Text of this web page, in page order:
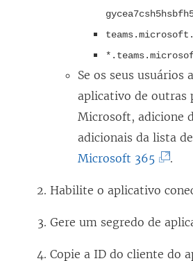
Se os seus usuários
aplicativo de outras
Microsoft, adicione
adicionais da lista de
Microsoft 365(
i
.
Habilite o aplicativo
Gere um segredo de
Copie a ID do cliente do